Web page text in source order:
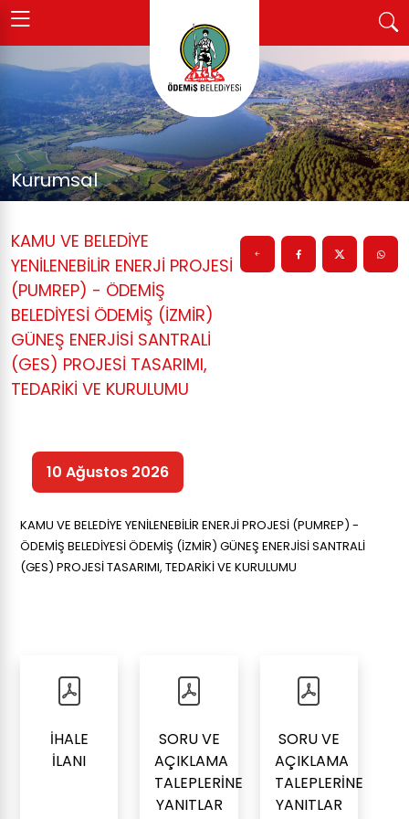
Kurumsal
KAMU VE BELEDİYE
YENİLENEBİLİR ENERJİ PROJESİ
(PUMREP) - ÖDEMİŞ
BELEDİYESİ ÖDEMİŞ (İZMİR)
GÜNEŞ ENERJİSİ SANTRALİ
(GES) PROJESİ TASARIMI,
TEDARİKİ VE KURULUMU
10 Ağustos 2026
KAMU VE BELEDİYE YENİLENEBİLİR ENERJİ PROJESİ (PUMREP) -
ÖDEMİŞ BELEDİYESİ ÖDEMİŞ (İZMİR) GÜNEŞ ENERJİSİ SANTRALİ
(GES) PROJESİ TASARIMI, TEDARİKİ VE KURULUMU
İHALE
İLANI
SORU VE
AÇIKLAMA
TALEPLERİNE
YANITLAR
SORU VE
AÇIKLAMA
TALEPLERİNE
YANITLAR